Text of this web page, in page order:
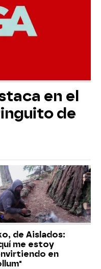
en el
de
de Aislados:
me estoy
en